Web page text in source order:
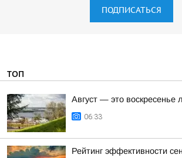
ПОДПИСАТЬСЯ
ТОП
Август — это воскресенье
06:33
Рейтинг эффективности